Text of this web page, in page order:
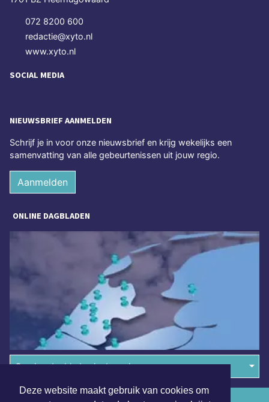
Deze website maakt gebruik van cookies om
072 8200 600
redactie@xyto.nl
www.xyto.nl
SOCIAL MEDIA
NIEUWSBRIEF AANMELDEN
Schrijf je in voor onze nieuwsbrief en krijg wekelijks een
samenvatting van alle gebeurtenissen uit jouw regio.
Aanmelden
ONLINE DAGBLADEN
Overige dagbladen in de regio